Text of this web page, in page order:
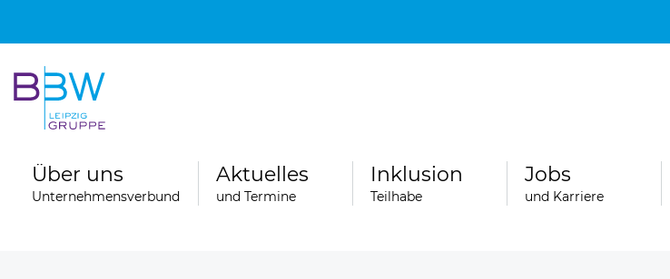
Über uns
Unternehmensverbund
Aktuelles
und Termine
Inklusion
Teilhabe
Jobs
und Karriere